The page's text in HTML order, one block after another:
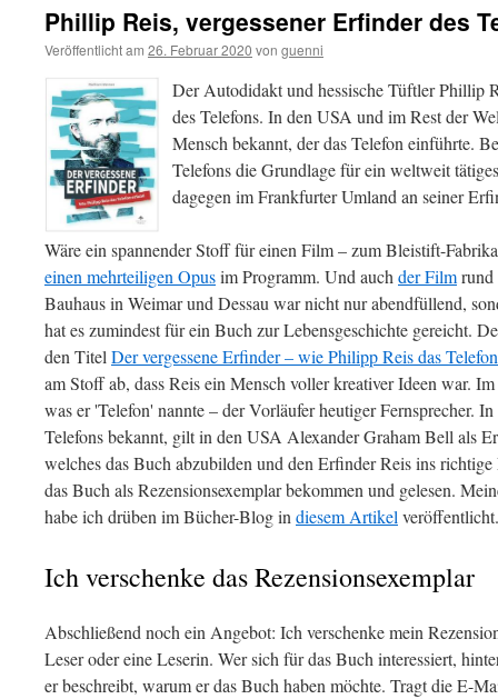
Phillip Reis, vergessener Erfinder des
Veröffentlicht am 26. Februar 2020 von guenni
Der Autodidakt und hessische Tüftler Phillip
des Telefons. In den USA und im Rest der
Mensch bekannt, der das Telefon einführte.
Telefons die Grundlage für ein weltweit
dagegen im Frankfurter Umland an seiner
Wäre ein spannender Stoff für einen Film – zum Bleistift-
einen mehrteiligen Opusim Programm. Und auch der Filmrund
Bauhaus in Weimar und Dessau war nicht nur abendfüllend,
hat es zumindest für ein Buch zur Lebensgeschichte gereicht.
den Titel Der vergessene Erfinder – wie Philipp Reis das
am Stoff ab, dass Reis ein Mensch voller kreativer Ideen war.
was er 'Telefon' nannte – der Vorläufer heutiger Fernsprecher.
Telefons bekannt, gilt in den USA Alexander Graham Bell als
welches das Buch abzubilden und den Erfinder Reis ins
das Buch als Rezensionsexemplar bekommen und gelesen.
habe ich drüben im Bücher-Blog in diesem Artikel veröffentlicht.
Ich verschenke das Rezensionsexemplar
Abschließend noch ein Angebot: Ich verschenke mein
Leser oder eine Leserin. Wer sich für das Buch interessiert,
er beschreibt, warum er das Buch haben möchte. Tragt die E-